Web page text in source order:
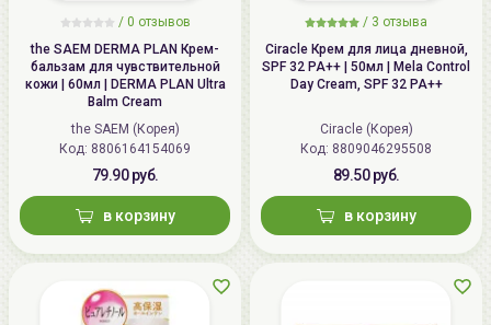
/ 0 отзывов
the SAEM DERMA PLAN Крем-
бальзам для чувствительной
кожи | 60мл | DERMA PLAN Ultra
Balm Cream
the SAEM (Корея)
Код: 8806164154069
79.90 руб.
в корзину
/ 3 отзыва
Ciracle Крем для лица дневной,
SPF 32 PA++ | 50мл | Mela Control
Day Cream, SPF 32 PA++
Ciracle (Корея)
Код: 8809046295508
89.50 руб.
в корзину